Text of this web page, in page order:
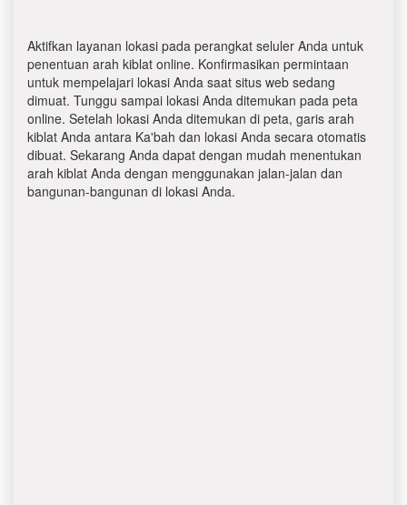
Aktifkan layanan lokasi pada perangkat seluler Anda untuk
penentuan arah kiblat online. Konfirmasikan permintaan
untuk mempelajari lokasi Anda saat situs web sedang
dimuat. Tunggu sampai lokasi Anda ditemukan pada peta
online. Setelah lokasi Anda ditemukan di peta, garis arah
kiblat Anda antara Ka'bah dan lokasi Anda secara otomatis
dibuat. Sekarang Anda dapat dengan mudah menentukan
arah kiblat Anda dengan menggunakan jalan-jalan dan
bangunan-bangunan di lokasi Anda.